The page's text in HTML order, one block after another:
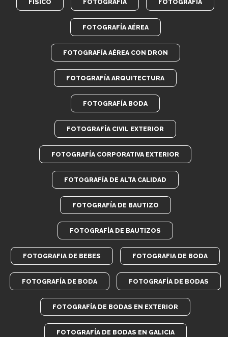
FÍSICO FOTOGRAFÍA FOTOGRAFIA
FOTOGRAFÍA AÉREA
FOTOGRAFÍA AÉREA CON DRON
FOTOGRAFÍA ARQUITECTURA
FOTOGRAFÍA BODA
FOTOGRAFÍA CIVIL EXTERIOR
FOTOGRAFÍA CORPORATIVA EXTERIOR
FOTOGRAFÍA DE ALTA CALIDAD
FOTOGRAFÍA DE BAUTIZO
FOTOGRAFÍA DE BAUTIZOS
FOTOGRAFIA DE BEBES FOTOGRAFIA DE BODA
FOTOGRAFÍA DE BODA FOTOGRAFÍA DE BODAS
FOTOGRAFÍA DE BODAS EN EXTERIOR
FOTOGRAFÍA DE BODAS EN GALICIA